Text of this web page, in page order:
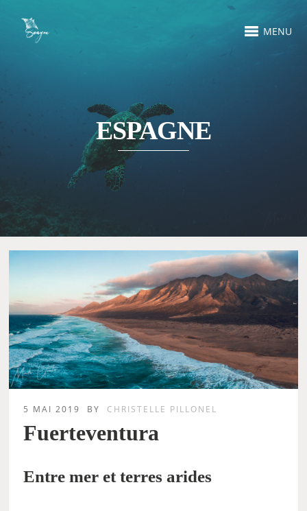
MENU
ESPAGNE
5 MAI 2019 BY CHRISTELLE PILLONEL
Fuerteventura
Entre mer et terres arides